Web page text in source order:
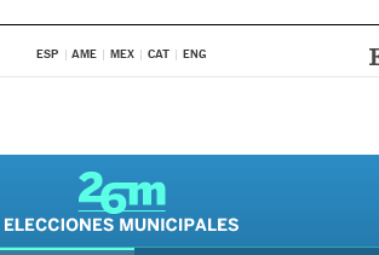
ESP AME MEX CAT ENG